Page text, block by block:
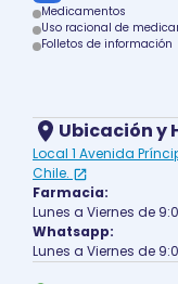
Medicamentos
Uso racional de
Folletos de información
Ubicación y
Local 1 Avenida
Chile.
Farmacia:
Lunes a Viernes de
Whatsapp:
Lunes a Viernes de